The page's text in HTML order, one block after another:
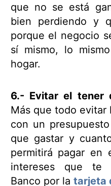
que no se está
bien perdiendo y
porque el negocio
sí mismo, lo
hogar.
6.- Evitar el tener
Más que todo evitar
con un
que gastar y
permitirá pagar en
intereses que te
Banco por la tarjeta